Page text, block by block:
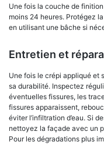
Une fois la couche de
moins 24 heures. Protégez
en utilisant une bâche si
Entretien et
Une fois le crépi appliqué et
sa durabilité. Inspectez
éventuelles fissures, les
fissures apparaissent,
éviter l’infiltration d’eau. Si
nettoyez la façade avec un
Pour les dégradations plus